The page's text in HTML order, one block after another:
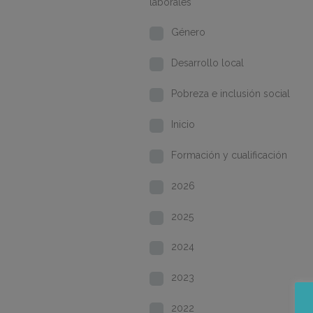
Género
Desarrollo local
Pobreza e inclusión social
Inicio
Formación y cualificación
2026
2025
2024
2023
2022